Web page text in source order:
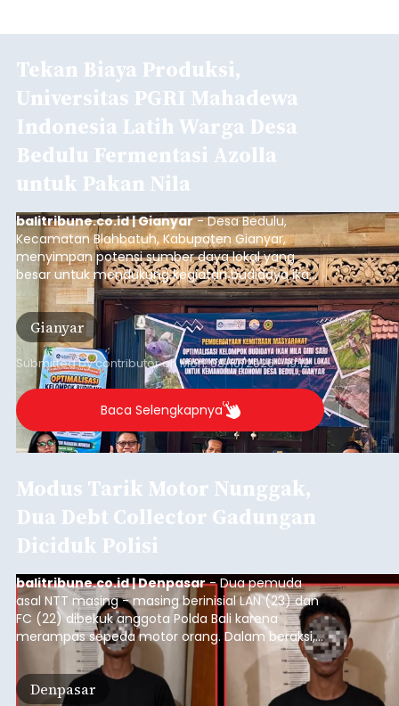
Tekan Biaya Produksi,
Universitas PGRI Mahadewa
Indonesia Latih Warga Desa
Bedulu Fermentasi Azolla
untuk Pakan Nila
balitribune.co.id | Gianyar- Desa Bedulu,
Kecamatan Blahbatuh, Kabupaten Gianyar,
menyimpan potensi sumber daya lokal yang
besar untuk mendukung kegiatan budidaya ikan
nila.
Gianyar
Submitted bycontributoronMon, 08/10/2026 - 19:12
Baca Selengkapnya
Modus Tarik Motor Nunggak,
Dua Debt Collector Gadungan
Diciduk Polisi
balitribune.co.id | Denpasar- Dua pemuda
asal NTT masing - masing berinisial LAN (23) dan
FC (22) dibekuk anggota Polda Bali karena
merampas sepeda motor orang. Dalam beraksi,
kedua pelaku mengaku sebagai debt collector
digunakan dua pria untuk merampas sepeda
motor milik warga. Bermodal data yang
Denpasar